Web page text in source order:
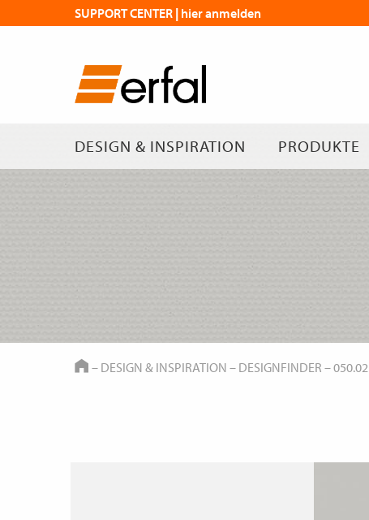
DESIGN & INSPIRATION PRODUKTE
SUPPORT CENTER | hier anmelden
HOME
– DESIGN & INSPIRATION – DESIGNFINDER –050.02